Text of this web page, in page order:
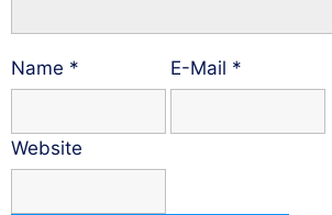
Name * E-Mail *
Website